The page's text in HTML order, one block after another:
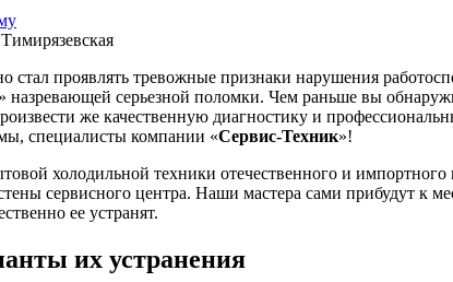
проявлять тревожные признаки нарушения
назревающей серьезной поломки. Чем раньше вы
же качественную диагностику и
специалисты компании «Сервис-Техник»!
холодильной техники отечественного и
сервисного центра. Наши мастера сами прибудут
ее устранят.
их устранения